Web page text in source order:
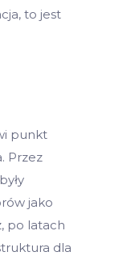
to jest
punkt
Przez
jako
po latach
dla